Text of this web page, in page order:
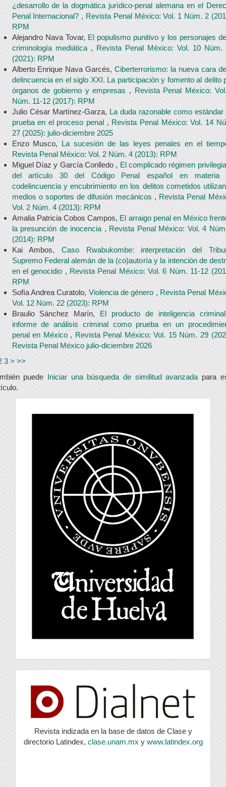
¿desarrollo de la dogmática jurídico-penal alemana en el
Penal Internacional? , Revista Penal México: Vol. 1 Núm. 2
RPM
Alejandro Nava Tovar, El populismo punitivo y los personajes
criminología mediática , Revista Penal México: Vol. 10 Núm.
(2021): RPM
Alberto Enrique Nava Garcés,Ciberterrorismo: la nueva cara
delincuencia en el siglo XXI. La participación y fomento al delito
órganos de gobierno y empresas , Revista Penal México:
Núm. 11-12 (2017): RPM
Julio César Martínez-Garza, La duda razonable como estándar
prueba en el proceso penal , Revista Penal México: Vol. 14
27 (2025): julio-diciembre 2025
Enzo Musco, La sucesión de las leyes penales en el
Revista Penal México: Vol. 2 Núm. 4 (2013): RPM
Miguel Díaz y García Conlledo , El complicado régimen
del artículo 30 del Código Penal español en materia
codelincuencia y encubrimiento en los delitos cometidos
medios o soportes de difusión mecánicos , Revista Penal
Vol. 2 Núm. 4 (2013): RPM
Amalia Patricia Cobos Campos, El arraigo penal en México
la presunción de inocencia , Revista Penal México: Vol. 4
(2014): RPM
Kai Ambos, Caso Rwabukombe: interpretación del
Supremo Federal alemán de la (co)autoría y la intención de
en el genocidio , Revista Penal México: Vol. 6 Núm. 11-12
RPM
Sofía Andrea Curatolo, Violencia de género , Revista Penal
Vol. 12 Núm. 22 (2023): RPM
Braulio Sánchez Marín, El producto de inteligencia
informe de análisis criminal como prueba en un
penal en México , Revista Penal México: Vol. 15 Núm. 29
Revista Penal México julio-diciembre 2026
3 > >>
puede Iniciar una búsqueda de similitud avanzada para
universidad
index
Revista indizada en la base de datos de Clase y
directorio Latindex, clase.unam.mx y www.latindex.org